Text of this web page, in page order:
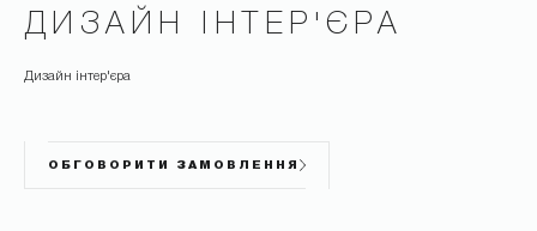
ДИЗАЙН ІНТЕР'ЄРА
Дизайн інтер'єра
ОБГОВОРИТИ ЗАМОВЛЕННЯ